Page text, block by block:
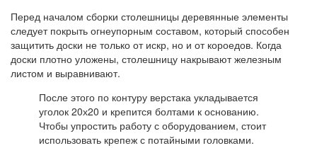
Перед началом сборки столешницы деревянные элементы
следует покрыть огнеупорным составом, который способен
защитить доски не только от искр, но и от короедов. Когда
доски плотно уложены, столешницу накрывают железным
листом и выравнивают.
После этого по контуру верстака укладывается
уголок 20х20 и крепится болтами к основанию.
Чтобы упростить работу с оборудованием, стоит
использовать крепеж с потайными головками.